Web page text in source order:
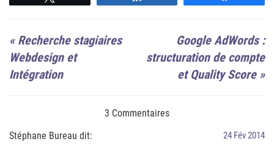
« Recherche stagiaires
Webdesign et
Intégration
Google AdWords :
structuration de compte
et Quality Score»
3 Commentaires
Stéphane Bureau dit:
24 Fév 2014